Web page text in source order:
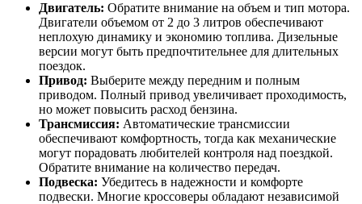
Двигатель: Обратите внимание на объем и тип мотора.
Двигатели объемом от 2 до 3 литров обеспечивают
неплохую динамику и экономию топлива. Дизельные
версии могут быть предпочтительнее для длительных
поездок.
Привод: Выберите между передним и полным
приводом. Полный привод увеличивает проходимость,
но может повысить расход бензина.
Трансмиссия: Автоматические трансмиссии
обеспечивают комфортность, тогда как механические
могут порадовать любителей контроля над поездкой.
Обратите внимание на количество передач.
Подвеска: Убедитесь в надежности и комфорте
подвески. Многие кроссоверы обладают независимой